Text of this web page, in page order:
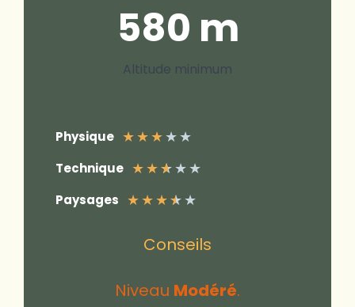
580 m
Altitude minimum
Physique ★★★★★
Technique ★★★★★
Paysages ★★★★★
Conseils
Niveau Modéré.